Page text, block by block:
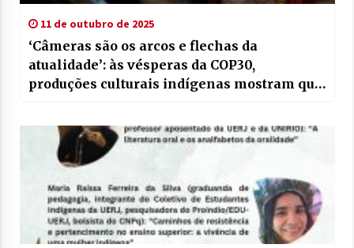
11 de outubro de 2025
‘Câmeras são os arcos e flechas da
atualidade’: às vésperas da COP30,
produções culturais indígenas mostram que